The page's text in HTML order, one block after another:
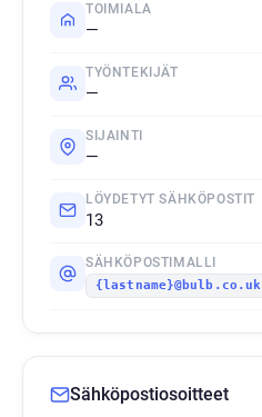
TOIMIALA
—
TYÖNTEKIJÄT
—
SIJAINTI
—
LÖYDETYT SÄHKÖPOSTIT
13
SÄHKÖPOSTIMALLI
{lastname}@bulb.co.uk
Sähköpostiosoitteet